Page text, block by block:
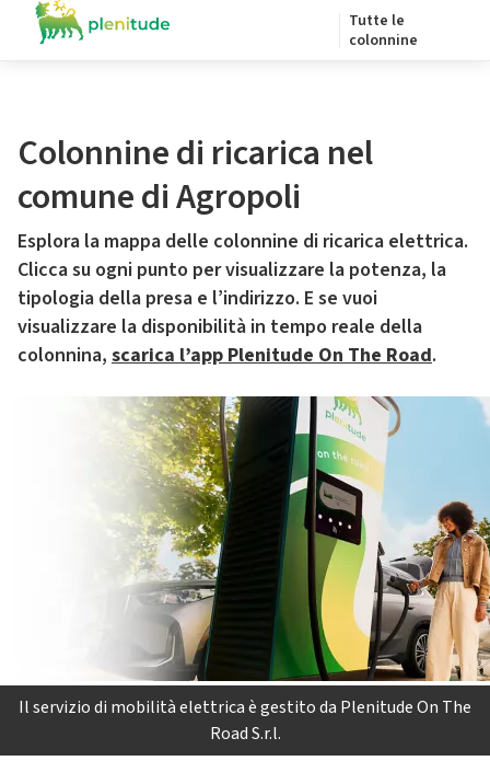
Tutte le
colonnine
Colonnine di ricarica nel
comune di Agropoli
Esplora la mappa delle colonnine di ricarica elettrica.
Clicca su ogni punto per visualizzare la potenza, la
tipologia della presa e l’indirizzo. E se vuoi
visualizzare la disponibilità in tempo reale della
colonnina, scarica l’app Plenitude On The Road.
Il servizio di mobilità elettrica è gestito da Plenitude On The
Road S.r.l.